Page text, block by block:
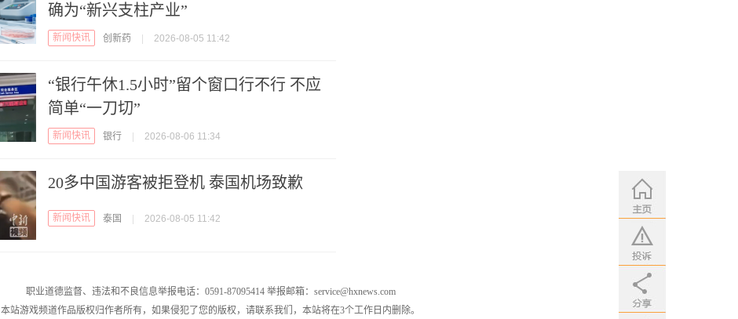
确为“新兴支柱产业”
新闻快讯 创新药 | 2026-08-05 11:42
“银行午休1.5小时”留个窗口行不行 不应
简单“一刀切”
新闻快讯 银行 | 2026-08-06 11:34
20多中国游客被拒登机 泰国机场致歉
新闻快讯 泰国 | 2026-08-05 11:42
职业道德监督、违法和不良信息举报电话：0591-87095414 举报邮箱：service@hxnews.com
本站游戏频道作品版权归作者所有，如果侵犯了您的版权，请联系我们，本站将在3个工作日内删除。